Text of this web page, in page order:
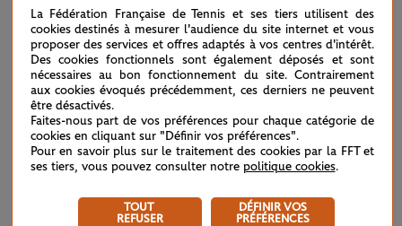
premier tour
La Fédération Française de Tennis et ses tiers utilisent des
cookies destinés à mesurer l'audience du site internet et vous
proposer des services et offres adaptés à vos centres d'intérêt.
Des cookies fonctionnels sont également déposés et sont
nécessaires au bon fonctionnement du site. Contrairement
aux cookies évoqués précédemment, ces derniers ne peuvent
être désactivés.
Faites-nous part de vos préférences pour chaque catégorie de
cookies en cliquant sur "Définir vos préférences".
Pour en savoir plus sur le traitement des cookies par la FFT et
ses tiers, vous pouvez consulter notre politique cookies.
TOUT
REFUSER
DÉFINIR VOS
PRÉFÉRENCES